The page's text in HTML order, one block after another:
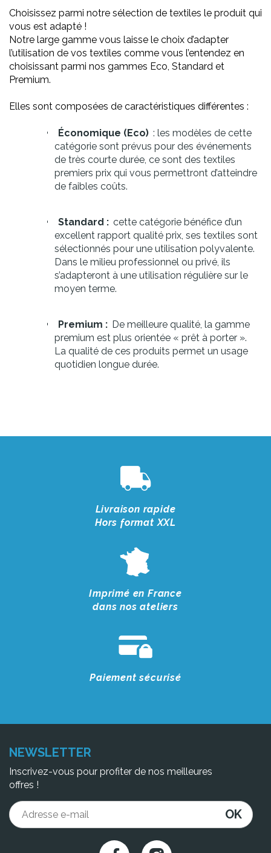
Choisissez parmi notre sélection de textiles le produit qui
vous est adapté !
Notre large gamme vous laisse le choix d’adapter
l’utilisation de vos textiles comme vous l’entendez en
choisissant parmi nos gammes Eco, Standard et
Premium.
Elles sont composées de caractéristiques différentes :
Économique (Eco) : les modèles de cette
catégorie sont prévus pour des événements
de très courte durée, ce sont des textiles
premiers prix qui vous permettront d’atteindre
de faibles coûts.
Standard : cette catégorie bénéfice d’un
excellent rapport qualité prix, ses textiles sont
sélectionnés pour une utilisation polyvalente.
Dans le milieu professionnel ou privé, ils
s’adapteront à une utilisation régulière sur le
moyen terme.
Premium : De meilleure qualité, la gamme
premium est plus orientée « prêt à porter ».
La qualité de ces produits permet un usage
quotidien longue durée.
Livraison rapide
Hors format XXL
Imprimé en France
dans nos ateliers
Paiement sécurisé
NEWSLETTER
Inscrivez-vous pour profiter de nos meilleures
offres !
OK